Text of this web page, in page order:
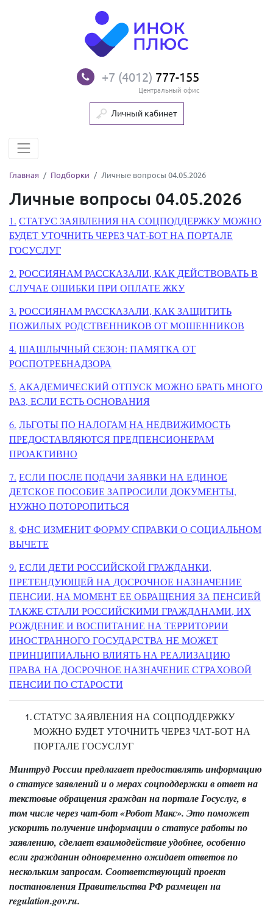
+7 (4012) 777-155
Центральный офис
Личный кабинет
Главная Подборки Личные вопросы 04.05.2026
Личные вопросы 04.05.2026
1. СТАТУС ЗАЯВЛЕНИЯ НА СОЦПОДДЕРЖКУ МОЖНО
БУДЕТ УТОЧНИТЬ ЧЕРЕЗ ЧАТ-БОТ НА ПОРТАЛЕ
ГОСУСЛУГ
2. РОССИЯНАМ РАССКАЗАЛИ, КАК ДЕЙСТВОВАТЬ В
СЛУЧАЕ ОШИБКИ ПРИ ОПЛАТЕ ЖКУ
3. РОССИЯНАМ РАССКАЗАЛИ, КАК ЗАЩИТИТЬ
ПОЖИЛЫХ РОДСТВЕННИКОВ ОТ МОШЕННИКОВ
4. ШАШЛЫЧНЫЙ СЕЗОН: ПАМЯТКА ОТ
РОСПОТРЕБНАДЗОРА
5. АКАДЕМИЧЕСКИЙ ОТПУСК МОЖНО БРАТЬ МНОГО
РАЗ, ЕСЛИ ЕСТЬ ОСНОВАНИЯ
6. ЛЬГОТЫ ПО НАЛОГАМ НА НЕДВИЖИМОСТЬ
ПРЕДОСТАВЛЯЮТСЯ ПРЕДПЕНСИОНЕРАМ
ПРОАКТИВНО
7. ЕСЛИ ПОСЛЕ ПОДАЧИ ЗАЯВКИ НА ЕДИНОЕ
ДЕТСКОЕ ПОСОБИЕ ЗАПРОСИЛИ ДОКУМЕНТЫ,
НУЖНО ПОТОРОПИТЬСЯ
8. ФНС ИЗМЕНИТ ФОРМУ СПРАВКИ О СОЦИАЛЬНОМ
ВЫЧЕТЕ
9. ЕСЛИ ДЕТИ РОССИЙСКОЙ ГРАЖДАНКИ,
ПРЕТЕНДУЮЩЕЙ НА ДОСРОЧНОЕ НАЗНАЧЕНИЕ
ПЕНСИИ, НА МОМЕНТ ЕЕ ОБРАЩЕНИЯ ЗА ПЕНСИЕЙ
ТАКЖЕ СТАЛИ РОССИЙСКИМИ ГРАЖДАНАМИ, ИХ
РОЖДЕНИЕ И ВОСПИТАНИЕ НА ТЕРРИТОРИИ
ИНОСТРАННОГО ГОСУДАРСТВА НЕ МОЖЕТ
ПРИНЦИПИАЛЬНО ВЛИЯТЬ НА РЕАЛИЗАЦИЮ
ПРАВА НА ДОСРОЧНОЕ НАЗНАЧЕНИЕ СТРАХОВОЙ
ПЕНСИИ ПО СТАРОСТИ
СТАТУС ЗАЯВЛЕНИЯ НА СОЦПОДДЕРЖКУ
МОЖНО БУДЕТ УТОЧНИТЬ ЧЕРЕЗ ЧАТ-БОТ НА
ПОРТАЛЕ ГОСУСЛУГ
Минтруд России предлагает предоставлять информацию
о статусе заявлений и о мерах соцподдержки в ответ на
текстовые обращения граждан на портале Госуслуг, в
том числе через чат‑бот «Робот Макс». Это поможет
ускорить получение информации о статусе работы по
заявлению, сделает взаимодействие удобнее, особенно
если гражданин одновременно ожидает ответов по
нескольким запросам. Соответствующий проект
постановления Правительства РФ размещен на
regulation.gov.ru.